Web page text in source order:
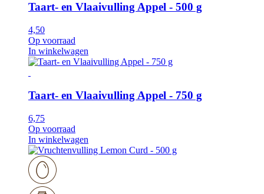
Taart- en Vlaaivulling Appel - 500 g
4,50
Op voorraad
In winkelwagen
Taart- en Vlaaivulling Appel - 750 g
6,75
Op voorraad
In winkelwagen